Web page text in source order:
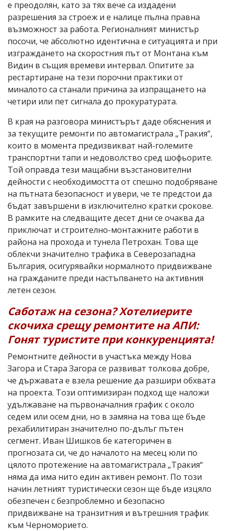
е преодолян, като за тях вече са издадени
разрешения за строеж и е налице пълна правна
възможност за работа. Регионалният министър
посочи, че абсолютно идентична е ситуацията и при
изграждането на скоростния път от Монтана към
Видин в същия времеви интервал. Опитите за
рестартиране на тези порочни практики от
миналото са станали причина за изпращането на
четири или пет сигнала до прокуратурата.
В края на разговора министърът даде обяснения и
за текущите ремонти по автомагистрала „Тракия“,
които в момента предизвикват най-големите
транспортни тапи и недоволство сред шофьорите.
Той оправда тези мащабни възстановителни
дейности с необходимостта от спешно подобряване
на пътната безопасност и увери, че те предстои да
бъдат завършени в изключително кратки срокове.
В рамките на следващите десет дни се очаква да
приключат и строително-монтажните работи в
района на прохода и тунела Петрохан. Това ще
облекчи значително трафика в Северозападна
България, осигурявайки нормалното придвижване
на гражданите преди настъпването на активния
летен сезон.
Саботаж на сезона? Хотелиерите
скочиха срещу ремонтите на АПИ:
Гонят туристите при конкуренцията!
Ремонтните дейности в участъка между Нова
Загора и Стара Загора се развиват толкова добре,
че държавата е взела решение да разшири обхвата
на проекта. Този оптимизиран подход ще наложи
удължаване на първоначалния график с около
седем или осем дни, но в замяна на това ще бъде
рехабилитиран значително по-дълъг пътен
сегмент. Иван Шишков бе категоричен в
прогнозата си, че до началото на месец юли по
цялото протежение на автомагистрала „Тракия“
няма да има нито един активен ремонт. По този
начин летният туристически сезон ще бъде изцяло
обезпечен с безпроблемно и безопасно
придвижване на транзитния и вътрешния трафик
към Черноморието.